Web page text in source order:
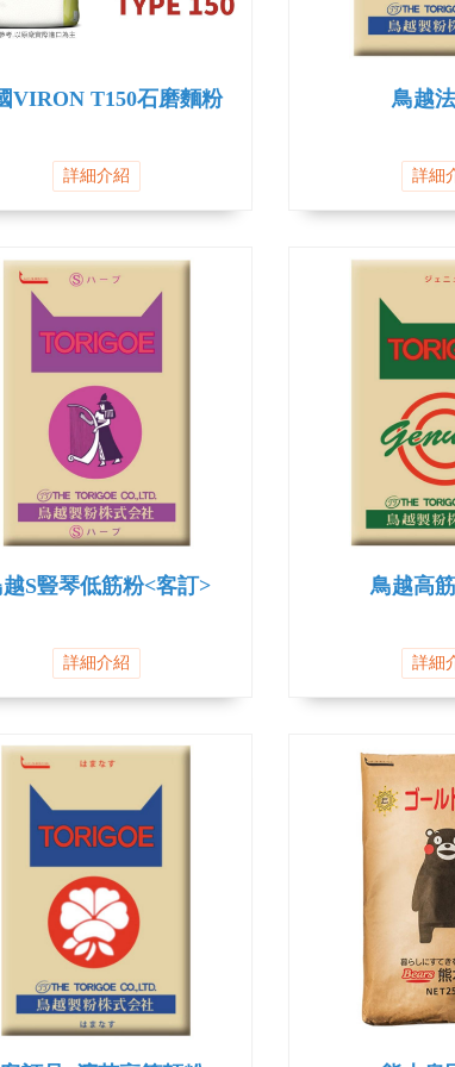
VIRON T150石磨麵粉
詳細介紹
鳥越
詳細
S豎琴低筋粉<客訂>
詳細介紹
鳥越高
詳細